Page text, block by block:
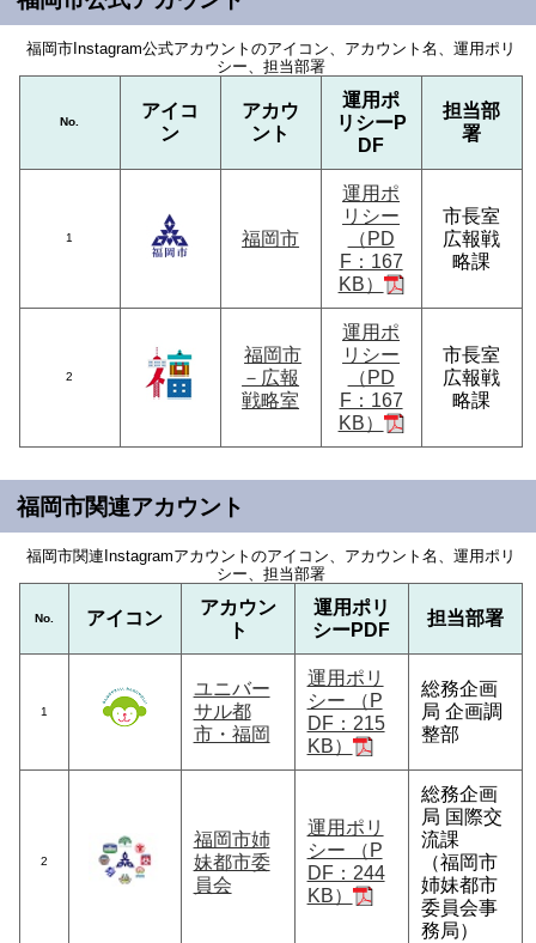
福岡市Instagram公式アカウントのアイコン、アカウント名、運用ポリ
シー、担当部署
No.
アイコ
ン
アカウ
ント
運用ポ
リシーP
DF
担当部
署
1 福岡市
運用ポ
リシー
（PD
F：167
KB）
市長室
広報戦
略課
2
福岡市
－広報
戦略室
運用ポ
リシー
（PD
F：167
KB）
市長室
広報戦
略課
福岡市関連アカウント
福岡市関連Instagramアカウントのアイコン、アカウント名、運用ポリ
シー、担当部署
No. アイコン
アカウン
ト
運用ポリ
シーPDF
担当部署
1
ユニバー
サル都
市・福岡
運用ポリ
シー （P
DF：215
KB）
総務企画
局 企画調
整部
2
福岡市姉
妹都市委
員会
運用ポリ
シー （P
DF：244
KB）
総務企画
局 国際交
流課
（福岡市
姉妹都市
委員会事
務局）